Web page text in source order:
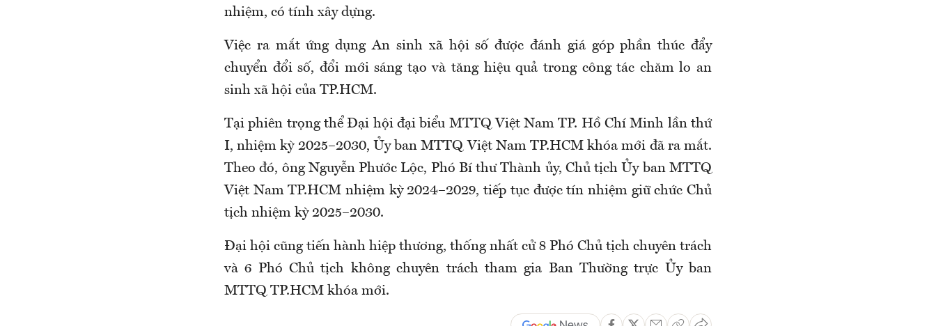
nhiệm, có tính xây dựng.
Việc ra mắt ứng dụng An sinh xã hội số được đánh giá góp phần thúc đẩy
chuyển đổi số, đổi mới sáng tạo và tăng hiệu quả trong công tác chăm lo an
sinh xã hội của TP.HCM.
Tại phiên trọng thể Đại hội đại biểu MTTQ Việt Nam TP. Hồ Chí Minh lần thứ
I, nhiệm kỳ 2025–2030, Ủy ban MTTQ Việt Nam TP.HCM khóa mới đã ra mắt.
Theo đó, ông Nguyễn Phước Lộc, Phó Bí thư Thành ủy, Chủ tịch Ủy ban MTTQ
Việt Nam TP.HCM nhiệm kỳ 2024–2029, tiếp tục được tín nhiệm giữ chức Chủ
tịch nhiệm kỳ 2025–2030.
Đại hội cũng tiến hành hiệp thương, thống nhất cử 8 Phó Chủ tịch chuyên trách
và 6 Phó Chủ tịch không chuyên trách tham gia Ban Thường trực Ủy ban
MTTQ TP.HCM khóa mới.